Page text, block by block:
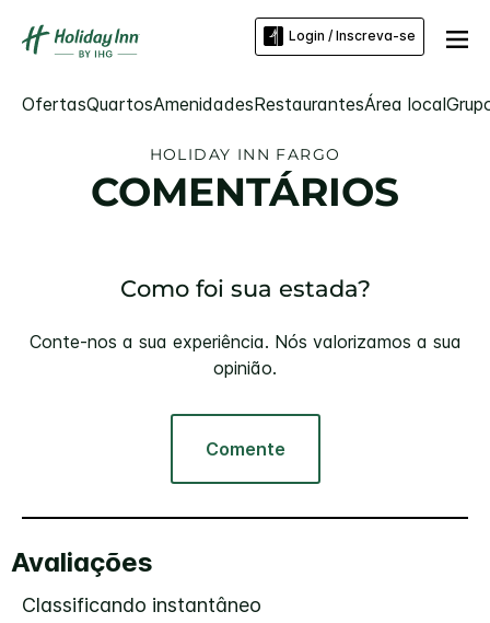
Login / Inscreva-se
OfertasQuartosAmenidadesRestaurantesÁrea local
HOLIDAY INN FARGO
COMENTÁRIOS
Como foi sua estada?
Conte-nos a sua experiência. Nós valorizamos a sua
opinião.
Comente